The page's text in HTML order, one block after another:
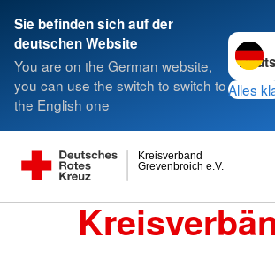
Sie befinden sich auf der
deutschen Website
You are on the German website,
you can use the switch to switch to
the English one
Alles
Grevenbroich e.V.
Kreisverband